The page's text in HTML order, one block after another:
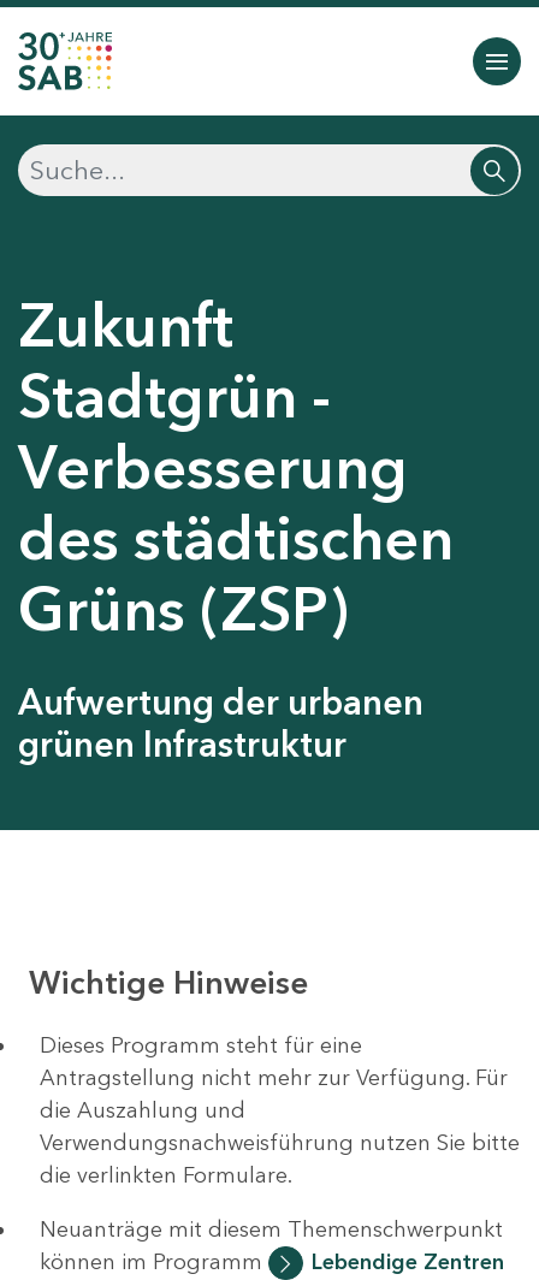
Zukunft
Stadtgrün -
Verbesserung
des städtischen
Grüns (ZSP)
Aufwertung der urbanen
grünen Infrastruktur
Wichtige Hinweise
Dieses Programm steht für eine
Antragstellung nicht mehr zur Verfügung. Für
die Auszahlung und
Verwendungsnachweisführung nutzen Sie bitte
die verlinkten Formulare.
Neuanträge mit diesem Themenschwerpunkt
können im Programm
Lebendige Zentren